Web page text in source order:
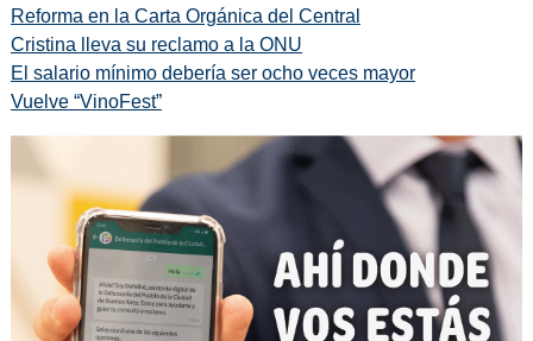
Reforma en la Carta Orgánica del Central
Cristina lleva su reclamo a la ONU
El salario mínimo debería ser ocho veces mayor
Vuelve “VinoFest”